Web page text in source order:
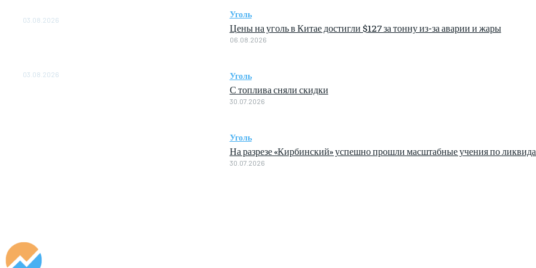
03.08.2026
03.08.2026
Уголь
Цены на уголь в Китае достигли $127 за тонну из-за аварии и жары
06.08.2026
Уголь
С топлива сняли скидки
30.07.2026
Уголь
На разрезе «Кирбинский» успешно прошли масштабные учения по
30.07.2026